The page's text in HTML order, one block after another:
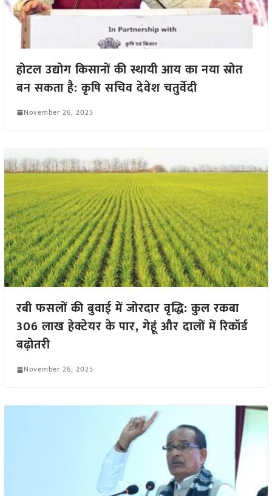
होटल उद्योग किसानों की स्थायी आय का नया स्रोत
बन सकता है: कृषि सचिव देवेश चतुर्वेदी
November 26, 2025
रबी फसलों की बुवाई में जोरदार वृद्धि: कुल रकबा
306 लाख हेक्टेयर के पार, गेहूं और दालों में रिकॉर्ड
बढ़ोतरी
November 26, 2025